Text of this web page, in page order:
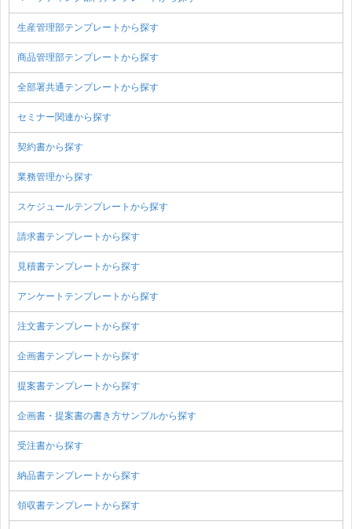
生産管理部テンプレートから探す
商品管理部テンプレートから探す
全部署共通テンプレートから探す
セミナー関連から探す
契約書から探す
業務管理から探す
スケジュールテンプレートから探す
請求書テンプレートから探す
見積書テンプレートから探す
アンケートテンプレートから探す
注文書テンプレートから探す
企画書テンプレートから探す
提案書テンプレートから探す
企画書・提案書の書き方サンプルから探す
受注書から探す
納品書テンプレートから探す
領収書テンプレートから探す